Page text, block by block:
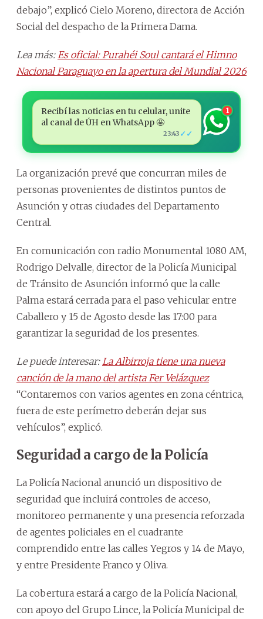
debajo”, explicó Cielo Moreno, directora de Acción
Social del despacho de la Primera Dama.
Lea más: Es oficial: Purahéi Soul cantará el Himno
Nacional Paraguayo en la apertura del Mundial 2026
Recibí las noticias en tu celular, unite
al canal de ÚH en WhatsApp 🤩
23:43 ✓✓
1
La organización prevé que concurran miles de
personas provenientes de distintos puntos de
Asunción y otras ciudades del Departamento
Central.
En comunicación con radio Monumental 1080 AM,
Rodrigo Delvalle, director de la Policía Municipal
de Tránsito de Asunción informó que la calle
Palma estará cerrada para el paso vehicular entre
Caballero y 15 de Agosto desde las 17:00 para
garantizar la seguridad de los presentes.
Le puede interesar: La Albirroja tiene una nueva
canción de la mano del artista Fer Velázquez
“Contaremos con varios agentes en zona céntrica,
fuera de este perímetro deberán dejar sus
vehículos”, explicó.
Seguridad a cargo de la Policía
La Policía Nacional anunció un dispositivo de
seguridad que incluirá controles de acceso,
monitoreo permanente y una presencia reforzada
de agentes policiales en el cuadrante
comprendido entre las calles Yegros y 14 de Mayo,
y entre Presidente Franco y Oliva.
La cobertura estará a cargo de la Policía Nacional,
con apoyo del Grupo Lince, la Policía Municipal de